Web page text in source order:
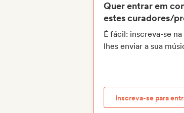
Quer entrar em
estes curadores/
É fácil: inscreva-se
lhes enviar a sua
Inscreva-se para